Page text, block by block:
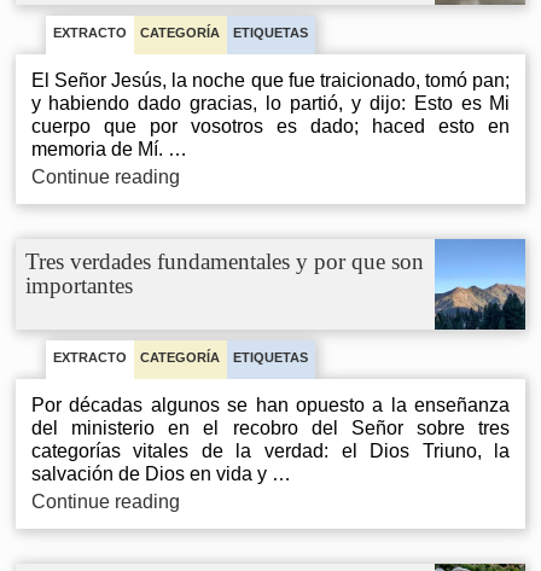
de
Watchman
Nee
y
Witness
Lee
EXTRACTO CATEGORÍA ETIQUETAS
El Señor Jesús, la noche que fue traicionado, tomó pan;
y habiendo dado gracias, lo partió, y dijo: Esto es Mi
cuerpo que por vosotros es dado; haced esto en
memoria de Mí. …
Continue readingVenir
a
del
Tres verdades fundamentales y por que son
importantes
EXTRACTO CATEGORÍA ETIQUETAS
Por décadas algunos se han opuesto a la enseñanza
del ministerio en el recobro del Señor sobre tres
categorías vitales de la verdad: el Dios Triuno, la
salvación de Dios en vida y …
Continue readingTres
verdades